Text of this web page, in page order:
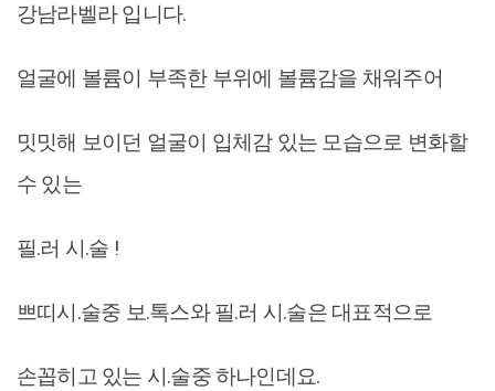
강남라벨라 입니다.
얼굴에 볼륨이 부족한 부위에 볼륨감을 채워주어
밋밋해 보이던 얼굴이 입체감 있는 모습으로 변화할
수 있는
필.러 시.술 !
쁘띠시.술중 보.톡스와 필.러 시.술은 대표적으로
손꼽히고 있는 시.술중 하나인데요.